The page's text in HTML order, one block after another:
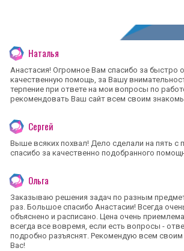
Наталья
Анастасия! Огромное Вам спасибо за быстро
качественную помощь, за Вашу
терпение при ответе на мои вопросы по
рекомендовать Ваш сайт всем своим
Сергей
Выше всяких похвал! Дело сделали на пять
спасибо за качественно подобранного
Ольга
Заказываю решения задач по разным
раз. Большое спасибо Анастасии! Всегда
объяснено и расписано. Цена очень
всегда все вовремя, если есть вопросы -
подробно разъяснят. Рекомендую всем
Вас!